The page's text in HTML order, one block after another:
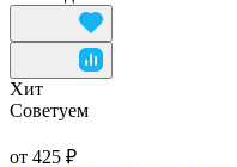
Хит
Советуем
от 425 ₽